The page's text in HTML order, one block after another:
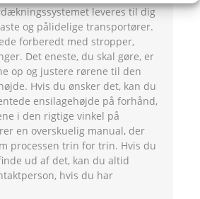
leveres til dig
og pålidelige transportører.
forberedt med stropper,
Det eneste, du skal gøre, er
op og justere rørene til den
Hvis du ønsker det, kan du
ensilagehøjde på forhånd,
i den rigtige vinkel på
en overskuelig manual, der
processen trin for trin. Hvis du
ud af det, kan du altid
hvis du har